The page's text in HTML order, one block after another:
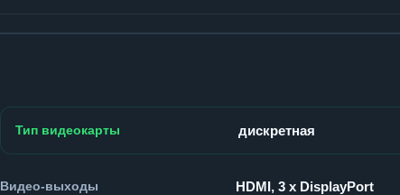
Тип видеокарты дискретная
Видео-выходы HDMI, 3 x DisplayPort